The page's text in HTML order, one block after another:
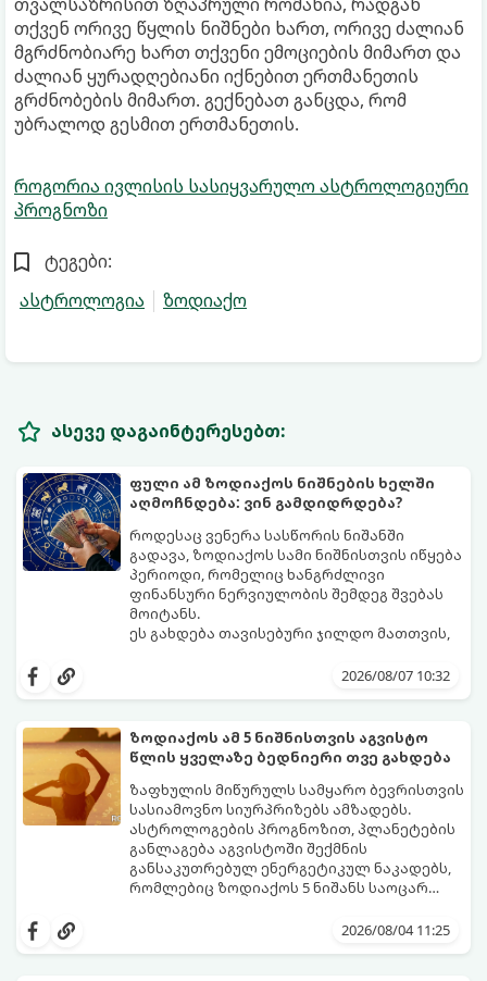
თქვენ ორივე წყლის ნიშნები ხართ, ორივე ძალიან
მგრძნობიარე ხართ თქვენი ემოციების მიმართ და
ძალიან ყურადღებიანი იქნებით ერთმანეთის
გრძნობების მიმართ. გექნებათ განცდა, რომ
უბრალოდ გესმით ერთმანეთის.
როგორია ივლისის სასიყვარულო ასტროლოგიური
პროგნოზი
ტეგები:
ასტროლოგია
ზოდიაქო
ასევე დაგაინტერესებთ:
ფული ამ ზოდიაქოს ნიშნების ხელში
აღმოჩნდება: ვინ გამდიდრდება?
როდესაც ვენერა სასწორის ნიშანში
გადავა, ზოდიაქოს სამი ნიშნისთვის იწყება
პერიოდი, რომელიც ხანგრძლივი
ფინანსური ნერვიულობის შემდეგ შვებას
მოიტანს.
ეს გახდება თავისებური ჯილდო მათთვის,
იჩენდა და სირთულეების მიუხედავად წინ
სურვილების გადადებასა და ხარჯების
მკაცრ კონტროლს. თუმცა, ახლა სიტუაცია
თანდათან შეიცვლება.
პრობლემები, რომლებიც უსასრულო
გეგონათ, უკან დაიხევს, ამასთან ერთად კი
გაჩნდება მეტი ნდობა მომავლის მიმართ.
რთული პერიოდის შემდეგ ეს ნიშნები
შეძლებენ ამოისუნთქონ და დაინახონ
ახალი შესაძლებლობები.
2026/08/07 10:32
ზოდიაქოს ამ 5 ნიშნისთვის აგვისტო
წლის ყველაზე ბედნიერი თვე გახდება
ზაფხულის მიწურულს სამყარო ბევრისთვის
სასიამოვნო სიურპრიზებს ამზადებს.
ასტროლოგების პროგნოზით, პლანეტების
განლაგება აგვისტოში შექმნის
განსაკუთრებულ ენერგეტიკულ ნაკადებს,
რომლებიც ზოდიაქოს 5 ნიშანს საოცარ
ყველაზე ბედნიერი თვე აღმოჩნდება.
2026/08/04 11:25